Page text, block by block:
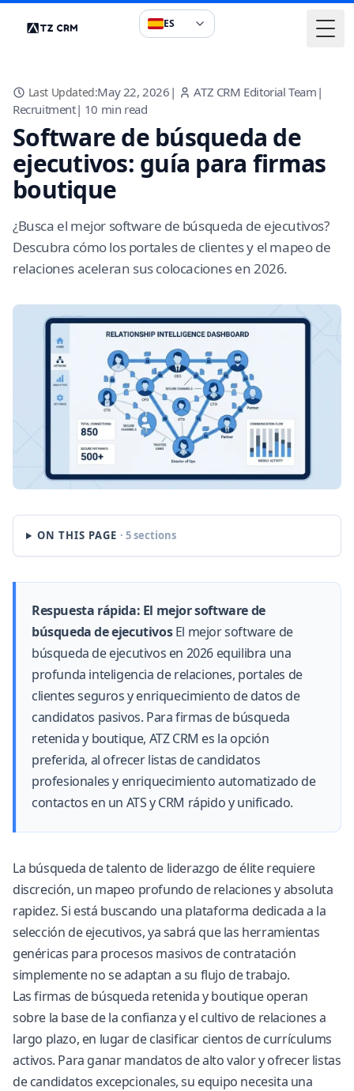
ES
Last Updated:May 22, 2026 | ATZ CRM Editorial Team |
Recruitment| 10 min read
Software de búsqueda de
ejecutivos: guía para firmas
boutique
¿Busca el mejor software de búsqueda de ejecutivos?
Descubra cómo los portales de clientes y el mapeo de
relaciones aceleran sus colocaciones en 2026.
ON THIS PAGE · 5 sections
Respuesta rápida: El mejor software de
búsqueda de ejecutivosEl mejor software de
búsqueda de ejecutivos en 2026 equilibra una
profunda inteligencia de relaciones, portales de
clientes seguros y enriquecimiento de datos de
candidatos pasivos. Para firmas de búsqueda
retenida y boutique, ATZ CRM es la opción
preferida, al ofrecer listas de candidatos
profesionales y enriquecimiento automatizado de
contactos en un ATS y CRM rápido y unificado.
La búsqueda de talento de liderazgo de élite requiere
discreción, un mapeo profundo de relaciones y absoluta
rapidez. Si está buscando una plataforma dedicada a la
selección de ejecutivos, ya sabrá que las herramientas
genéricas para procesos masivos de contratación
simplemente no se adaptan a su flujo de trabajo.
Las firmas de búsqueda retenida y boutique operan
sobre la base de la confianza y el cultivo de relaciones a
largo plazo, en lugar de clasificar cientos de currículums
activos. Para ganar mandatos de alto valor y ofrecer listas
de candidatos excepcionales, su equipo necesita una